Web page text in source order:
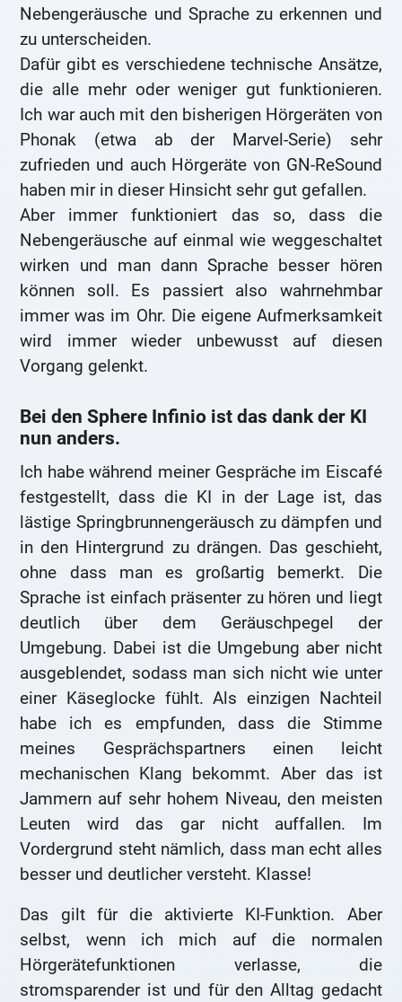
Nebengeräusche und Sprache zu erkennen und
zu unterscheiden.
Dafür gibt es verschiedene technische Ansätze,
die alle mehr oder weniger gut funktionieren.
Ich war auch mit den bisherigen Hörgeräten von
Phonak (etwa ab der Marvel-Serie) sehr
zufrieden und auch Hörgeräte von GN-ReSound
haben mir in dieser Hinsicht sehr gut gefallen.
Aber immer funktioniert das so, dass die
Nebengeräusche auf einmal wie weggeschaltet
wirken und man dann Sprache besser hören
können soll. Es passiert also wahrnehmbar
immer was im Ohr. Die eigene Aufmerksamkeit
wird immer wieder unbewusst auf diesen
Vorgang gelenkt.
Bei den Sphere Infinio ist das dank der KI
nun anders.
Ich habe während meiner Gespräche im Eiscafé
festgestellt, dass die KI in der Lage ist, das
lästige Springbrunnengeräusch zu dämpfen und
in den Hintergrund zu drängen. Das geschieht,
ohne dass man es großartig bemerkt. Die
Sprache ist einfach präsenter zu hören und liegt
deutlich über dem Geräuschpegel der
Umgebung. Dabei ist die Umgebung aber nicht
ausgeblendet, sodass man sich nicht wie unter
einer Käseglocke fühlt. Als einzigen Nachteil
habe ich es empfunden, dass die Stimme
meines Gesprächspartners einen leicht
mechanischen Klang bekommt. Aber das ist
Jammern auf sehr hohem Niveau, den meisten
Leuten wird das gar nicht auffallen. Im
Vordergrund steht nämlich, dass man echt alles
besser und deutlicher versteht. Klasse!
Das gilt für die aktivierte KI-Funktion. Aber
selbst, wenn ich mich auf die normalen
Hörgerätefunktionen verlasse, die
stromsparender ist und für den Alltag gedacht